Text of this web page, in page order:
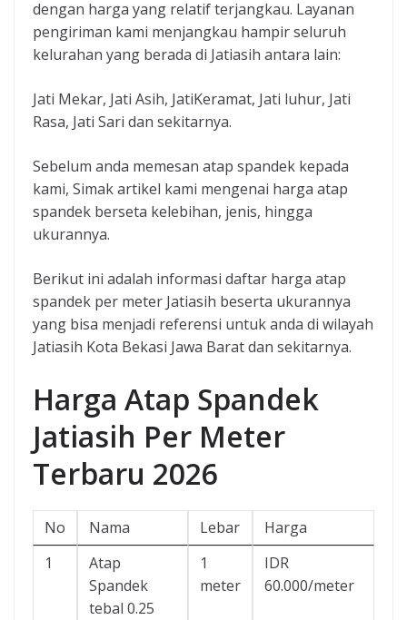
dengan harga yang relatif terjangkau. Layanan
pengiriman kami menjangkau hampir seluruh
kelurahan yang berada di Jatiasih antara lain:
Jati Mekar, Jati Asih, JatiKeramat, Jati luhur, Jati
Rasa, Jati Sari dan sekitarnya.
Sebelum anda memesan atap spandek kepada
kami, Simak artikel kami mengenai harga atap
spandek berseta kelebihan, jenis, hingga
ukurannya.
Berikut ini adalah informasi daftar harga atap
spandek per meter Jatiasih beserta ukurannya
yang bisa menjadi referensi untuk anda di wilayah
Jatiasih Kota Bekasi Jawa Barat dan sekitarnya.
Harga Atap Spandek
Jatiasih Per Meter
Terbaru 2026
No Nama Lebar
Harga
1
Atap
Spandek
tebal 0.25
1
meter
IDR
60.000/meter